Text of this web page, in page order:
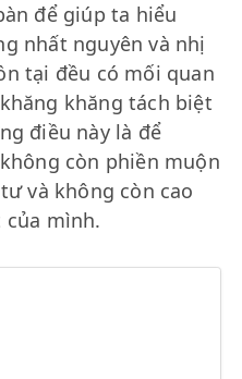
để giúp ta hiểu
nhất nguyên và nhị
tại đều có mối quan
khăng tách biệt
điều này là để
còn phiền muộn
và không còn cao
mình.